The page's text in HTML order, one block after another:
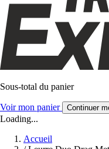
Sous-total du panier
Voir mon panier Continuer
Loading...
Accueil